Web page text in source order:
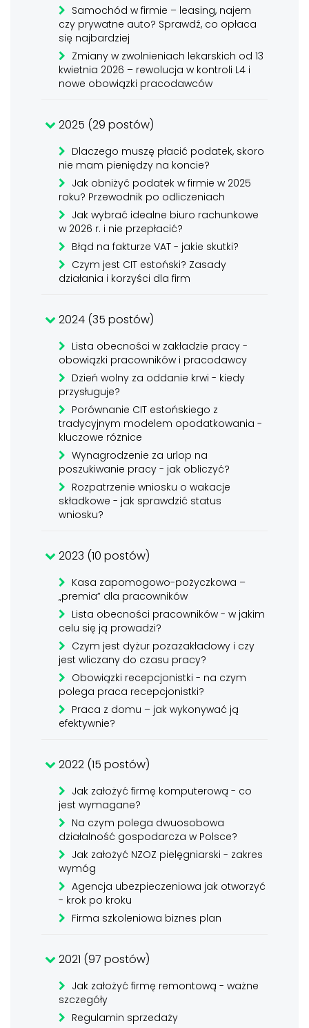
Samochód w firmie – leasing, najem
czy prywatne auto? Sprawdź, co opłaca
się najbardziej
Zmiany w zwolnieniach lekarskich od 13
kwietnia 2026 – rewolucja w kontroli L4 i
nowe obowiązki pracodawców
2025 (29 postów)
Dlaczego muszę płacić podatek, skoro
nie mam pieniędzy na koncie?
Jak obniżyć podatek w firmie w 2025
roku? Przewodnik po odliczeniach
Jak wybrać idealne biuro rachunkowe
w 2026 r. i nie przepłacić?
Błąd na fakturze VAT - jakie skutki?
Czym jest CIT estoński? Zasady
działania i korzyści dla firm
2024 (35 postów)
Lista obecności w zakładzie pracy -
obowiązki pracowników i pracodawcy
Dzień wolny za oddanie krwi - kiedy
przysługuje?
Porównanie CIT estońskiego z
tradycyjnym modelem opodatkowania -
kluczowe różnice
Wynagrodzenie za urlop na
poszukiwanie pracy - jak obliczyć?
Rozpatrzenie wniosku o wakacje
składkowe - jak sprawdzić status
wniosku?
2023 (10 postów)
Kasa zapomogowo-pożyczkowa –
„premia” dla pracowników
Lista obecności pracowników - w jakim
celu się ją prowadzi?
Czym jest dyżur pozazakładowy i czy
jest wliczany do czasu pracy?
Obowiązki recepcjonistki - na czym
polega praca recepcjonistki?
Praca z domu – jak wykonywać ją
efektywnie?
2022 (15 postów)
Jak założyć firmę komputerową - co
jest wymagane?
Na czym polega dwuosobowa
działalność gospodarcza w Polsce?
Jak założyć NZOZ pielęgniarski - zakres
wymóg
Agencja ubezpieczeniowa jak otworzyć
- krok po kroku
Firma szkoleniowa biznes plan
2021 (97 postów)
Jak założyć firmę remontową - ważne
szczegóły
Regulamin sprzedaży